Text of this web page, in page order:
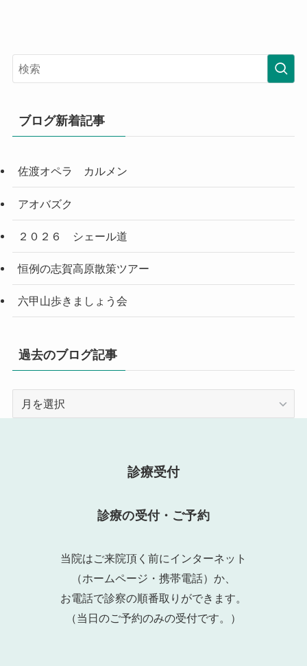
ブログ新着記事
佐渡オペラ カルメン
アオバズク
２０２６ シェール道
恒例の志賀高原散策ツアー
六甲山歩きましょう会
過去のブログ記事
診療受付
診療の受付・ご予約
当院はご来院頂く前にインターネット
（ホームページ・携帯電話）か、
お電話で診察の順番取りができます。
（当日のご予約のみの受付です。）